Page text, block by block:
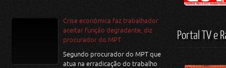
Crise econômica faz trabalhador
aceitar função degradante, diz
procurador do MPT
Segundo procurador do MPT que
atua na erradicação do trabalho
Portal TV e